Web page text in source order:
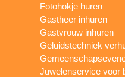
Fotohokje huren
Gastheer inhuren
Gastvrouw inhuren
Geluidstechniek
Juwelenservice voor